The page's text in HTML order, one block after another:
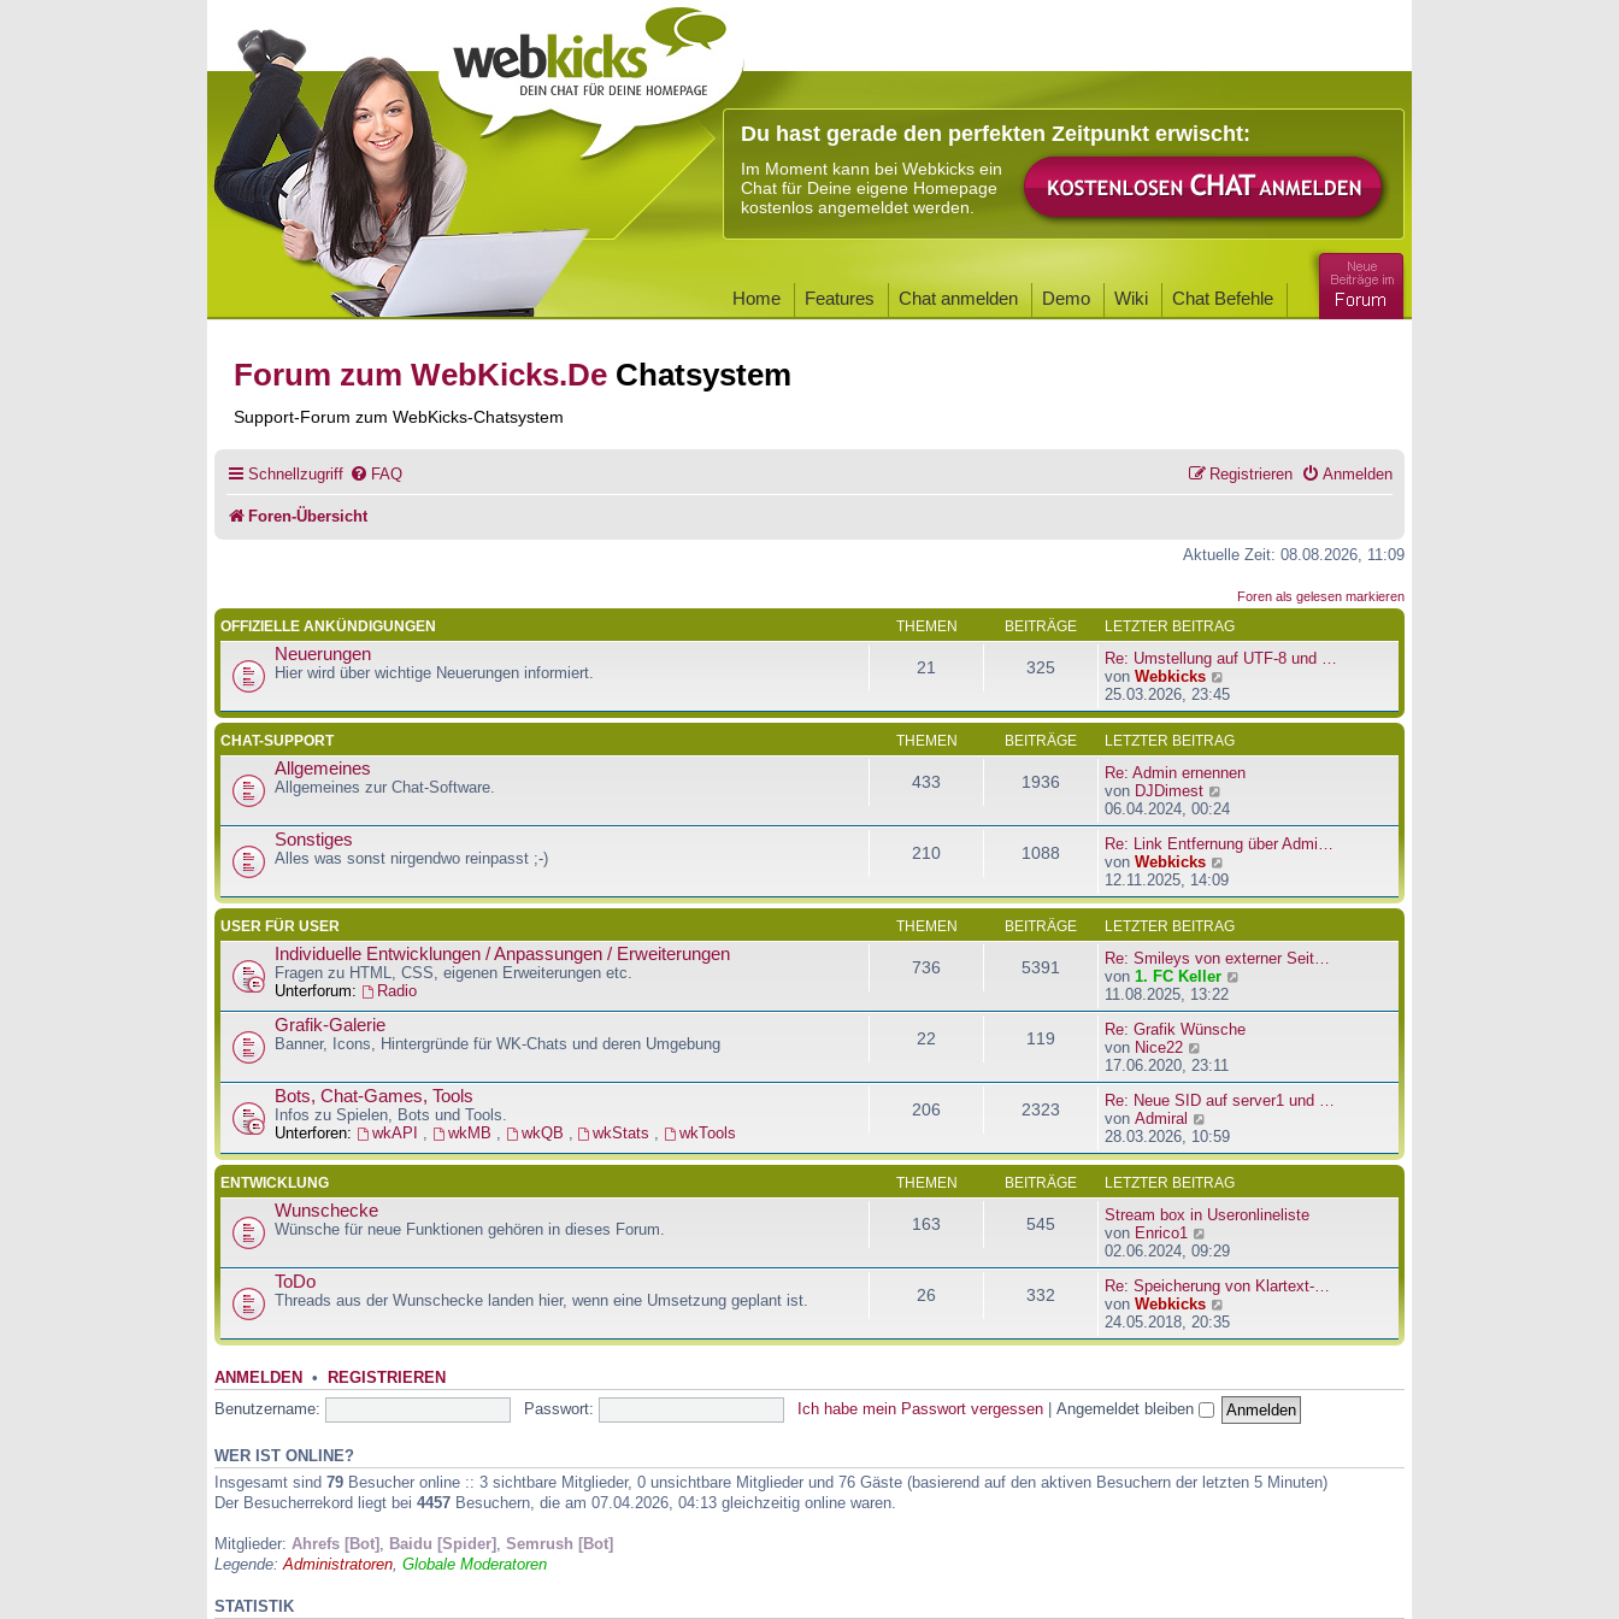
Du hast gerade den perfekten Zeitpunkt erwischt:
Im Moment kann bei Webkicks ein
Chat für Deine eigene Homepage
kostenlos angemeldet werden.
Home Features Chat anmelden Demo Wiki Chat Befehle
Forum zum WebKicks.De Chatsystem
Support-Forum zum WebKicks-Chatsystem
Schnellzugriff FAQ Anmelden
Registrieren
Foren-Übersicht
Aktuelle Zeit: 08.08.2026, 11:09
Foren als gelesen markieren
OFFIZIELLE ANKÜNDIGUNGEN THEMEN BEITRÄGE LETZTER BEITRAG
Neuerungen
Hier wird über wichtige Neuerungen informiert. 21 325
Re: Umstellung auf UTF-8 und …
von Webkicks
e
u
s
e
r
B
e
t
a
g
25.03.2026, 23:45
CHAT-SUPPORT THEMEN BEITRÄGE LETZTER BEITRAG
Allgemeines
Allgemeines zur Chat-Software. 433 1936
Re: Admin ernennen
von DJDimest
e
u
e
s
t
e
B
e
t
a
06.04.2024, 00:24
Sonstiges
Alles was sonst nirgendwo reinpasst ;-) 210 1088
Re: Link Entfernung über Admi…
von Webkicks
e
u
s
e
r
B
e
t
a
12.11.2025, 14:09
USER FÜR USER THEMEN BEITRÄGE LETZTER BEITRAG
Individuelle Entwicklungen / Anpassungen / Erweiterungen
Fragen zu HTML, CSS, eigenen Erweiterungen etc.
Unterforum:
Radio
736 5391
Re: Smileys von externer Seit…
von 1. FC Keller
u
e
e
r
i
a
11.08.2025, 13:22
Grafik-Galerie
Banner, Icons, Hintergründe für WK-Chats und deren Umgebung 22 119
Re: Grafik Wünsche
von Nice22
e
u
e
s
t
e
B
e
i
t
a
g
17.06.2020, 23:11
Bots, Chat-Games, Tools
Infos zu Spielen, Bots und Tools.
Unterforen:
wkAPI wkMB wkQB wkStats wkTools
206 2323
Re: Neue SID auf server1 und …
von Admiral
e
u
s
t
e
r
B
e
t
28.03.2026, 10:59
ENTWICKLUNG THEMEN BEITRÄGE LETZTER BEITRAG
Wunschecke
Wünsche für neue Funktionen gehören in dieses Forum. 163 545
Stream box in Useronlineliste
von Enrico1
e
u
e
s
t
e
e
a
g
02.06.2024, 09:29
ToDo
Threads aus der Wunschecke landen hier, wenn eine Umsetzung geplant ist. 26 332
Re: Speicherung von Klartext-…
von Webkicks
e
u
t
e
r
e
i
24.05.2018, 20:35
ANMELDEN • REGISTRIEREN
Benutzername: Passwort: Ich habe mein Passwort vergessen Angemeldet bleiben
WER IST ONLINE?
Insgesamt sind 79 Besucher online :: 3 sichtbare Mitglieder, 0 unsichtbare Mitglieder und 76 Gäste (basierend auf den aktiven Besuchern der letzten 5 Minuten)
Der Besucherrekord liegt bei 4457 Besuchern, die am 07.04.2026, 04:13 gleichzeitig online waren.
Mitglieder: Ahrefs [Bot] Baidu [Spider]
Semrush [Bot]
Legende: Administratoren Globale Moderatoren
STATISTIK